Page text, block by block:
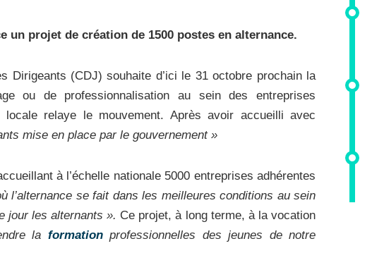
un projet de création de 1500 postes en alternance.
Dirigeants (CDJ) souhaite d’ici le 31 octobre prochain la
ou de professionnalisation au sein des entreprises
locale relaye le mouvement. Après avoir accueilli avec
mise en place par le gouvernement »
à l’échelle nationale 5000 entreprises adhérentes
l’alternance se fait dans les meilleures conditions au sein
jour les alternants ». Ce projet, à long terme, à la vocation
la formationprofessionnelles des jeunes de notre